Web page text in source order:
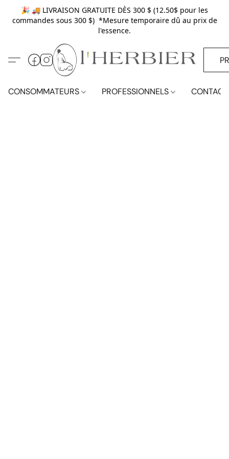
🎉 🚚 LIVRAISON GRATUITE DÈS 300 $ (12.50$ pour les
commandes sous 300 $) *Mesure temporaire dû au prix de
l'essence.
CONSOMMATEURS PROFESSIONNELS CONTACT